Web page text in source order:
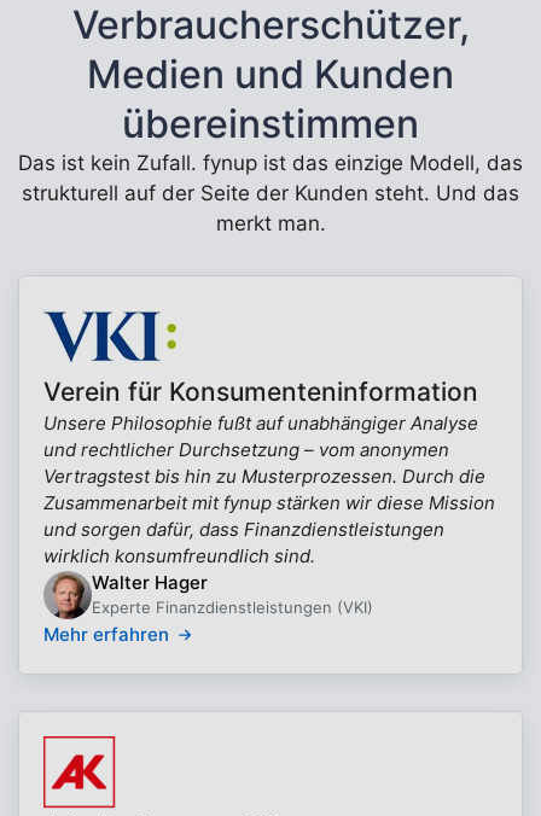
Verbraucherschützer,
Medien und Kunden
übereinstimmen
Das ist kein Zufall. fynup ist das einzige Modell, das
strukturell auf der Seite der Kunden steht. Und das
merkt man.
Verein für Konsumenteninformation
Unsere Philosophie fußt auf unabhängiger Analyse
und rechtlicher Durchsetzung – vom anonymen
Vertragstest bis hin zu Musterprozessen. Durch die
Zusammenarbeit mit fynup stärken wir diese Mission
und sorgen dafür, dass Finanzdienstleistungen
wirklich konsumfreundlich sind.
Walter Hager
Experte Finanzdienstleistungen (VKI)
Mehr erfahren